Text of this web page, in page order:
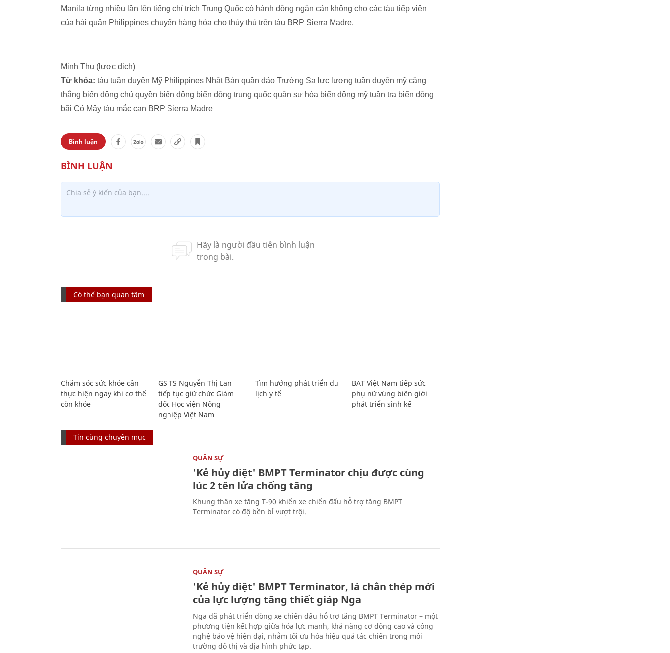
Manila từng nhiều lần lên tiếng chỉ trích Trung Quốc có hành động ngăn cản không cho các tàu tiếp viện
của hải quân Philippines chuyển hàng hóa cho thủy thủ trên tàu BRP Sierra Madre.
Minh Thu (lược dịch)
Từ khóa: tàu tuần duyên Mỹ Philippines Nhật Bản quần đảo Trường Sa lực lượng tuần duyên mỹ căng
thẳng biển đông chủ quyền biển đông biển đông trung quốc quân sự hóa biển đông mỹ tuần tra biển đông
bãi Cỏ Mây tàu mắc cạn BRP Sierra Madre
Bình luận
Có thể bạn quan tâm
Chăm sóc sức khỏe cần
thực hiện ngay khi cơ thể
còn khỏe
GS.TS Nguyễn Thị Lan
tiếp tục giữ chức Giám
đốc Học viện Nông
nghiệp Việt Nam
Tìm hướng phát triển du
lịch y tế
BAT Việt Nam tiếp sức
phụ nữ vùng biên giới
phát triển sinh kế
Tin cùng chuyên mục
QUÂN SỰ
'Kẻ hủy diệt' BMPT Terminator chịu được cùng
lúc 2 tên lửa chống tăng
Khung thân xe tăng T-90 khiến xe chiến đấu hỗ trợ tăng BMPT
Terminator có độ bền bỉ vượt trội.
QUÂN SỰ
'Kẻ hủy diệt' BMPT Terminator, lá chắn thép mới
của lực lượng tăng thiết giáp Nga
Nga đã phát triển dòng xe chiến đấu hỗ trợ tăng BMPT Terminator – một
phương tiện kết hợp giữa hỏa lực mạnh, khả năng cơ động cao và công
nghệ bảo vệ hiện đại, nhằm tối ưu hóa hiệu quả tác chiến trong môi
trường đô thị và địa hình phức tạp.